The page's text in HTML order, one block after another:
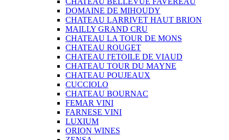
DOMAINE DE MIHOUDY
CHATEAU LARRIVET HAUT BRION
MAILLY GRAND CRU
CHATEAU LA TOUR DE MONS
CHATEAU ROUGET
CHATEAU I'ETOILE DE VIAUD
CHATEAU TOUR DU MAYNE
CHATEAU POUJEAUX
CUCCIOLO
CHATEAU BOURNAC
FEMAR VINI
FARNESE VINI
LUXIUM
ORION WINES